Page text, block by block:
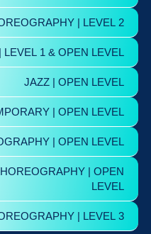
| LEVEL 2
LEVEL 1 & OPEN LEVEL
JAZZ | OPEN LEVEL
| OPEN LEVEL
| OPEN LEVEL
| OPEN
LEVEL
| LEVEL 3